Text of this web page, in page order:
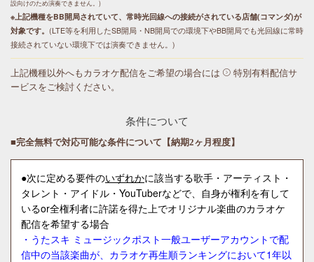
設向けのため演奏できません。)
※上記機種をBB開局されていて、常時光回線への接続がされている店舗(コマンダ)が
対象です。 (LTE等を利用したSB開局・NB開局での環境下やBB開局でも光回線に常時
接続されていない環境下では演奏できません。)
上記機種以外へもカラオケ配信をご希望の場合には
特別有料配信サ
ービスをご検討ください。
条件について
■完全無料で対応可能な条件について【納期2ヶ月程度】
●次に定める要件のいずれかに該当する歌手・アーティスト・
タレント・アイドル・YouTuberなどで、自身が権利を有して
いるor全権利者に許諾を得た上でオリジナル楽曲のカラオケ
配信を希望する場合
・うたスキ ミュージックポスト一般ユーザーアカウントで配
信中の当該楽曲が、カラオケ再生順ランキングにおいて1年以